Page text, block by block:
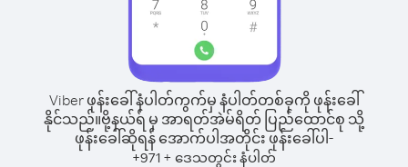
Viber ဖုန်းခေါ်နံပါတ်ကွက်မှ နံပါတ်တစ်ခုကို ဖုန်းခေါ်
နိုင်သည်။ဗို့နယ်ရ် မှ အာရတ်အဲမ်ရိတ် ပြည်ထောင်စု သို့
ဖုန်းခေါ်ဆိုရန် အောက်ပါအတိုင်း ဖုန်းခေါ်ပါ-
+971 + ဒေသတွင်း နံပါတ်